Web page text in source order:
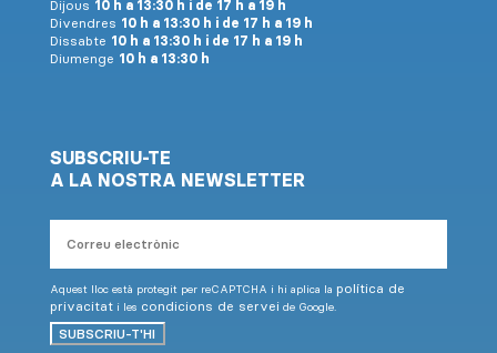
Dijous 10 h a 13:30 h i de 17 h a 19 h
Divendres 10 h a 13:30 h i de 17 h a 19 h
Dissabte 10 h a 13:30 h i de 17 h a 19 h
Diumenge 10 h a 13:30 h
SUBSCRIU-TE
A LA NOSTRA NEWSLETTER
electrònic
Aquest lloc està protegit per reCAPTCHA i hi aplica la política de
privacitati les condicions de serveide Google.
SUBSCRIU-T'HI